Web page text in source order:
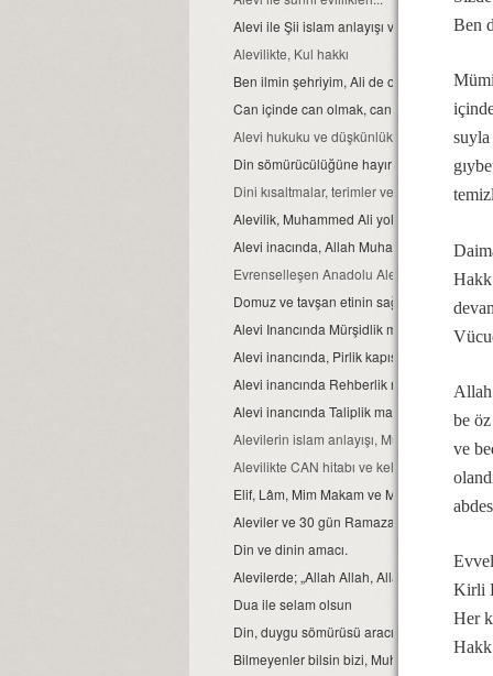
Alevi ile Şii islam anlayışı ve farklar...
Alevilikte, Kul hakkı
Ben ilmin şehriyim, Ali de o şehrin
Can içinde can olmak, can ve can gözü
Alevi hukuku ve düşkünlük
Din sömürücülüğüne hayır
Dini kısaltmalar, terimler ve anlamları
Alevilik, Muhammed Ali yoludur
Alevi inacında, Allah Muhammed ve Şahı
Evrenselleşen Anadolu Aleviliği
Domuz ve tavşan etinin sağlığa zararları
Alevi Inancında Mürşidlik makamı
Alevi inancında, Pirlik kapısı.
Alevi inancında Rehberlik makamı
Alevi inancında Taliplik makamı
Alevilerin islam anlayışı, Muhammed Ali
Alevilikte CAN hitabı ve kelime manası
Elif, Lâm, Mim Makam ve Manaları
Aleviler ve 30 gün Ramazan orucu.
Din ve dinin amacı.
Alevilerde; „Allah Allah, Allah eyvallah, Aşk
Dua ile selam olsun
Din, duygu sömürüsü aracı değil ve
Bilmeyenler bilsin bizi, Muhammed Ali
Ben
Allah
be
ve
Kirli
Her
Hakk